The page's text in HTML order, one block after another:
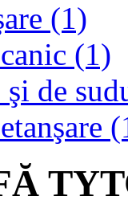
(1)
(1)
de